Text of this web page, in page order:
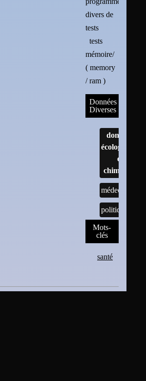
divers de
tests
tests
mémoire/
( memory
/ ram )
Données
Diverses
données
écologiques
et
chimiques
médecine
politique
Mots-
clés
santé